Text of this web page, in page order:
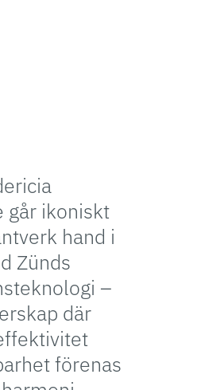
går ikoniskt
hand i
Zünds
–
där
förenas